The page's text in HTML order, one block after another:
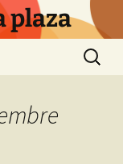
plaza
Buscar: